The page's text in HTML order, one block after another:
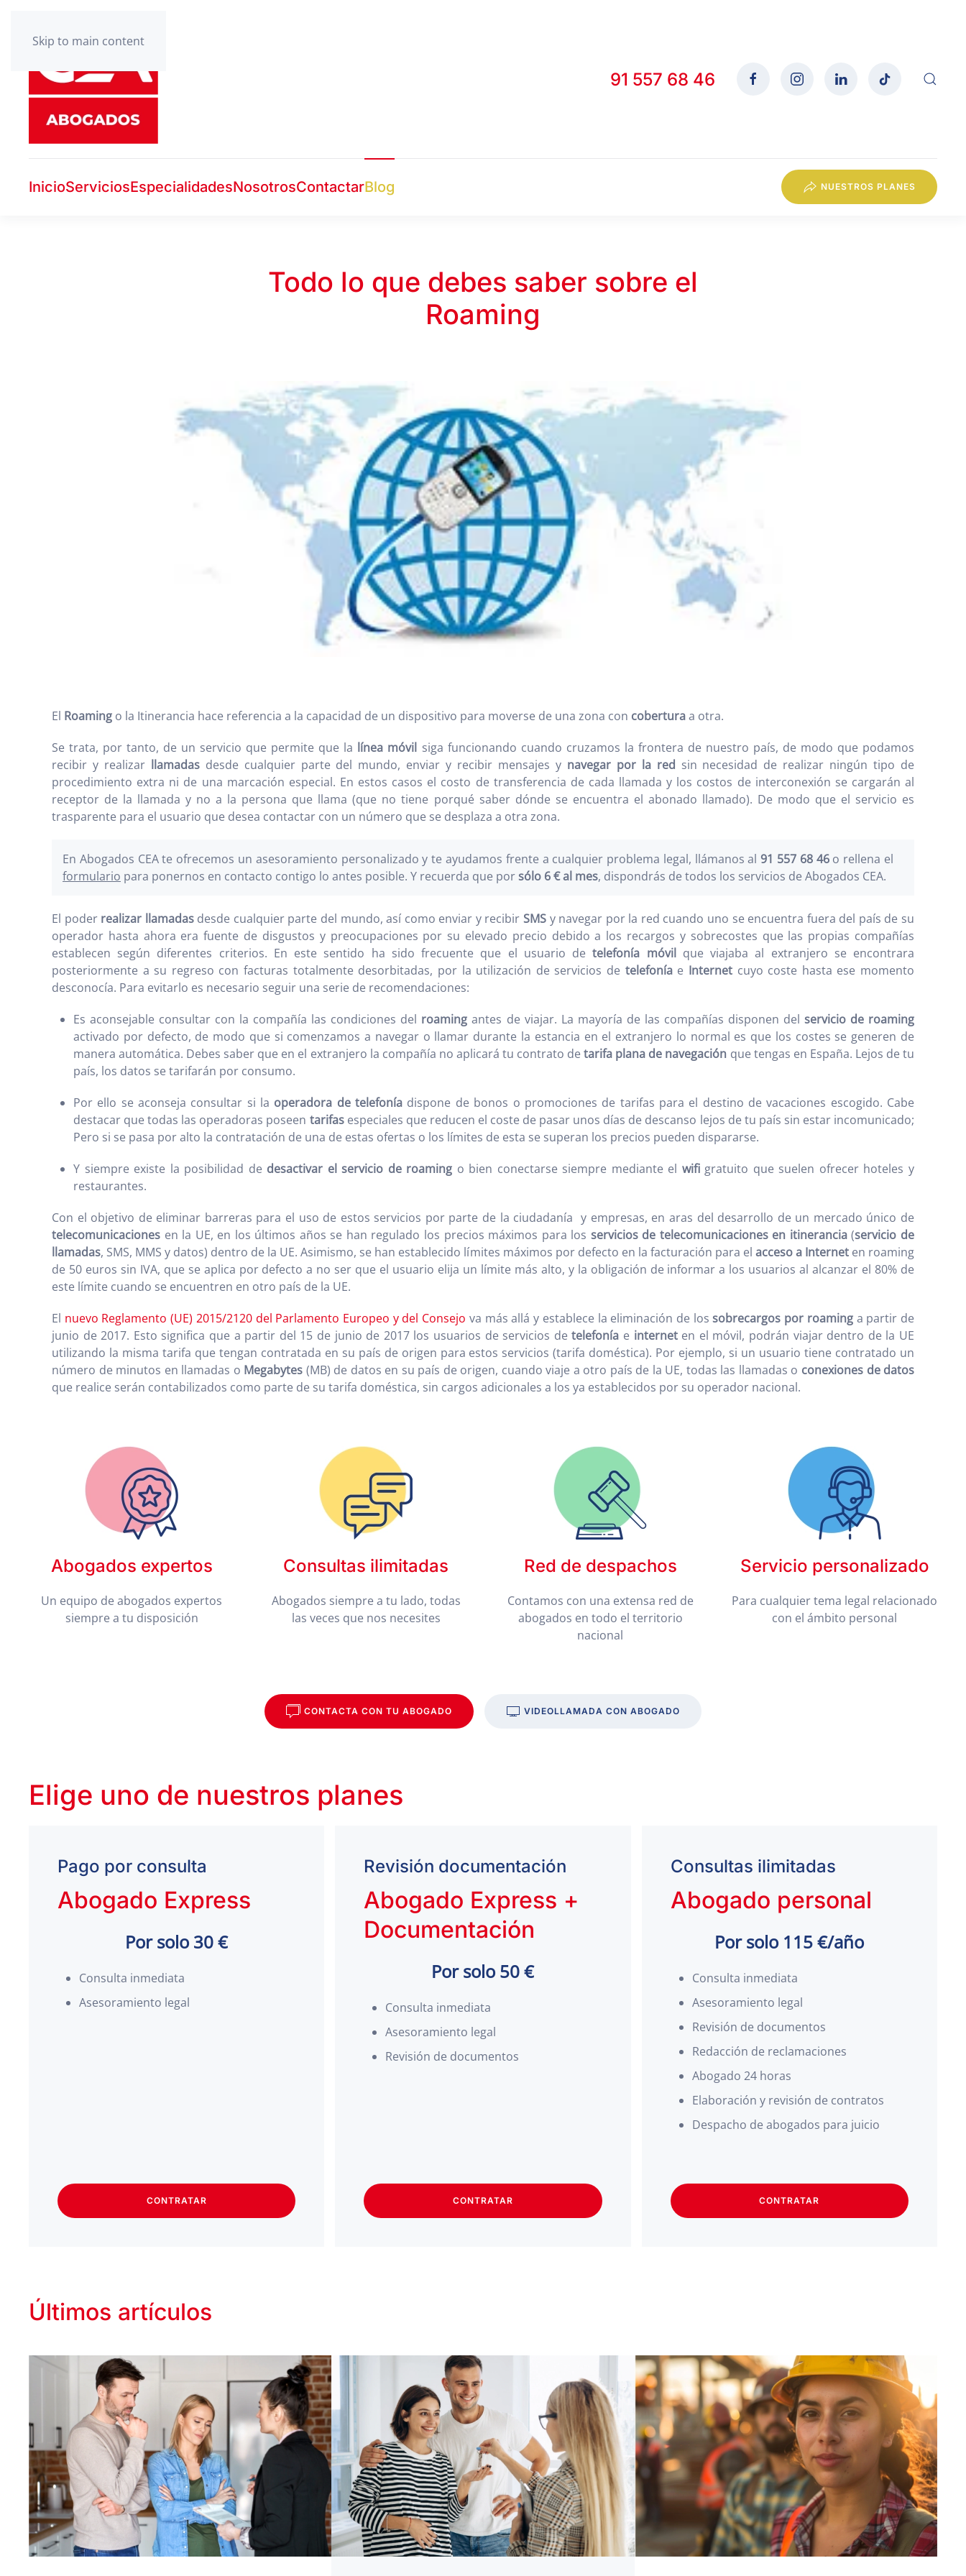
Skip to main content
91 557 68 46
InicioServiciosEspecialidadesNosotrosContactarBlog NUESTROS PLANES
Todo lo que debes saber sobre el
Roaming
El Roaming o la Itinerancia hace referencia a la capacidad de un dispositivo para moverse de una zona con coberturaa otra.
Se trata, por tanto, de un servicio que permite que la línea móvil siga funcionando cuando cruzamos la frontera de nuestro país, de modo que podamos
recibir y realizarllamadasdesde cualquier parte del mundo, enviar y recibir mensajes y navegar por la red sin necesidad de realizar ningún tipo de
procedimiento extra ni de una marcación especial. En estos casos el costo de transferencia de cada llamada y los costos de interconexión se cargarán al
receptor de la llamada y no a la persona que llama (que no tiene porqué saber dónde se encuentra el abonado llamado). De modo que el servicio es
trasparente para el usuario que desea contactar con un número que se desplaza a otra zona.
En Abogados CEA te ofrecemos un asesoramiento personalizado y te ayudamos frente a cualquier problema legal, llámanos al 91 557 68 46o rellena el
formulario para ponernos en contacto contigo lo antes posible. Y recuerda que porsólo 6 € al mes, dispondrás de todos los servicios de Abogados CEA.
El poder realizar llamadasdesde cualquier parte del mundo, así como enviar y recibirSMS y navegar por la red cuando uno se encuentra fuera del país de su
operador hasta ahora era fuente de disgustos y preocupaciones por su elevado precio debido a los recargos y sobrecostes que las propias compañías
establecen según diferentes criterios. En este sentido ha sido frecuente que el usuario de telefonía móvil que viajaba al extranjero se encontrara
posteriormente a su regreso con facturas totalmente desorbitadas, por la utilización de servicios de telefoníae Internetcuyo coste hasta ese momento
desconocía. Para evitarlo es necesario seguir una serie de recomendaciones:
Es aconsejable consultar con la compañía las condiciones del roaming antes de viajar. La mayoría de las compañías disponen del servicio de roaming
activado por defecto, de modo que si comenzamos a navegar o llamar durante la estancia en el extranjero lo normal es que los costes se generen de
manera automática. Debes saber que en el extranjero la compañía no aplicará tu contrato detarifa plana de navegación que tengas en España. Lejos de tu
país, los datos se tarifarán por consumo.
Por ello se aconseja consultar si la operadora de telefonía dispone de bonos o promociones de tarifas para el destino de vacaciones escogido. Cabe
destacar que todas las operadoras poseen tarifasespeciales que reducen el coste de pasar unos días de descanso lejos de tu país sin estar incomunicado;
Pero si se pasa por alto la contratación de una de estas ofertas o los límites de esta se superan los precios pueden dispararse.
Y siempre existe la posibilidad de desactivar el servicio de roaming o bien conectarse siempre mediante el wifigratuito que suelen ofrecer hoteles y
restaurantes.
Con el objetivo de eliminar barreras para el uso de estos servicios por parte de la ciudadanía y empresas, en aras del desarrollo de un mercado único de
telecomunicaciones en la UE, en los últimos años se han regulado los precios máximos para los servicios de telecomunicaciones en itinerancia(servicio de
llamadas, SMS, MMS y datos) dentro de la UE. Asimismo, se han establecido límites máximos por defecto en la facturación para el acceso a Interneten roaming
de 50 euros sin IVA, que se aplica por defecto a no ser que el usuario elija un límite más alto, y la obligación de informar a los usuarios al alcanzar el 80% de
este límite cuando se encuentren en otro país de la UE.
El nuevo Reglamento (UE) 2015/2120 del Parlamento Europeo y del Consejo va más allá y establece la eliminación de lossobrecargos por roaminga partir de
junio de 2017. Esto significa que a partir del 15 de junio de 2017 los usuarios de servicios detelefonía e interneten el móvil, podrán viajar dentro de la UE
utilizando la misma tarifa que tengan contratada en su país de origen para estos servicios (tarifa doméstica). Por ejemplo, si un usuario tiene contratado un
número de minutos en llamadas o Megabytes (MB) de datos en su país de origen, cuando viaje a otro país de la UE, todas las llamadas o conexiones de datos
que realice serán contabilizados como parte de su tarifa doméstica, sin cargos adicionales a los ya establecidos por su operador nacional.
Abogados expertos
Un equipo de abogados expertos
siempre a tu disposición
Consultas ilimitadas
Abogados siempre a tu lado, todas
las veces que nos necesites
Red de despachos
Contamos con una extensa red de
abogados en todo el territorio
nacional
Servicio personalizado
Para cualquier tema legal relacionado
con el ámbito personal
CONTACTA CON TU ABOGADO VIDEOLLAMADA CON ABOGADO
Elige uno de nuestros planes
Pago por consulta
Abogado Express
Por solo 30 €
Consulta inmediata
Asesoramiento legal
CONTRATAR
Revisión documentación
Abogado Express +
Documentación
Por solo 50 €
Consulta inmediata
Asesoramiento legal
Revisión de documentos
CONTRATAR
Consultas ilimitadas
Abogado personal
Por solo 115 €/año
Consulta inmediata
Asesoramiento legal
Revisión de documentos
Redacción de reclamaciones
Abogado 24 horas
Elaboración y revisión de contratos
Despacho de abogados para juicio
CONTRATAR
Últimos artículos